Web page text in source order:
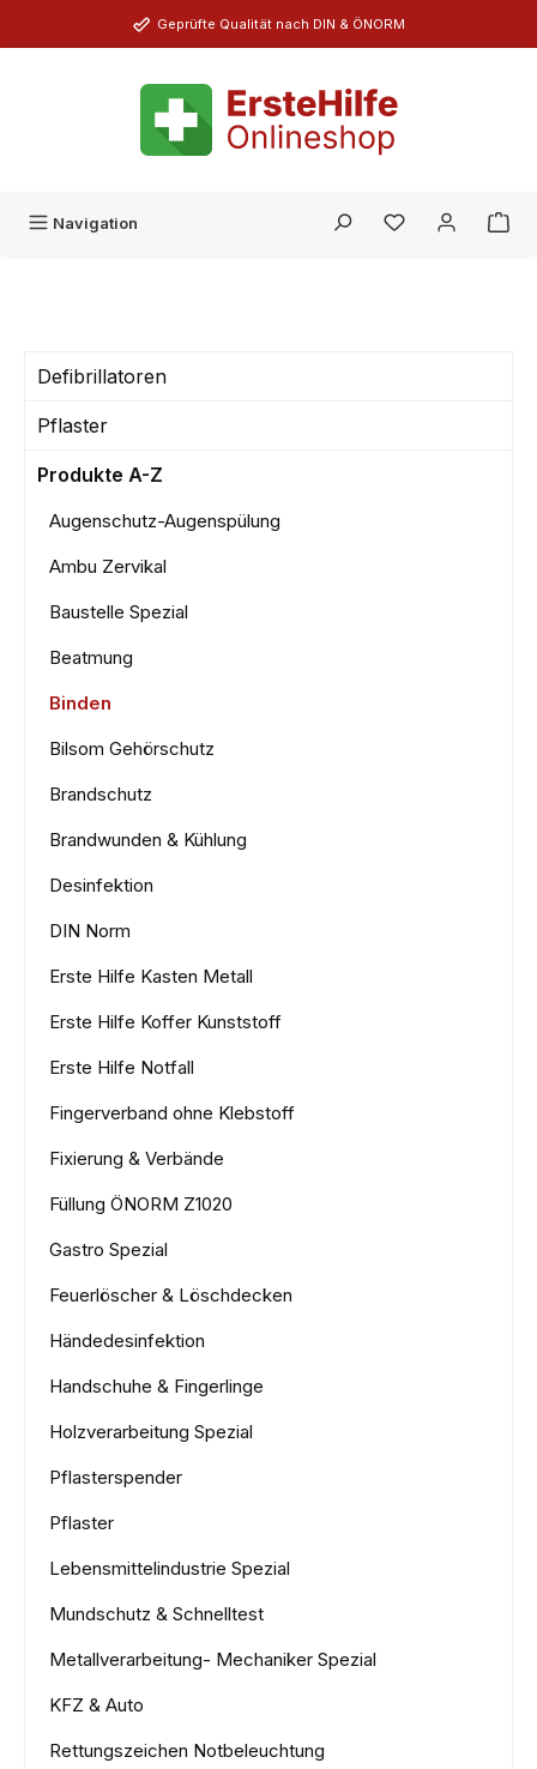
Zum Hauptinhalt springenGeprüfte Qualität nach DIN & ÖNORM
Navigation Du hast 0
Defibrillatoren
Pflaster
Produkte A-Z
Augenschutz-Augenspülung
Ambu Zervikal
Baustelle Spezial
Beatmung
Binden
Bilsom Gehörschutz
Brandschutz
Brandwunden & Kühlung
Desinfektion
DIN Norm
Erste Hilfe Kasten Metall
Erste Hilfe Koffer Kunststoff
Erste Hilfe Notfall
Fingerverband ohne Klebstoff
Fixierung & Verbände
Füllung ÖNORM Z1020
Gastro Spezial
Feuerlöscher & Löschdecken
Händedesinfektion
Handschuhe & Fingerlinge
Holzverarbeitung Spezial
Pflasterspender
Pflaster
Lebensmittelindustrie Spezial
Mundschutz & Schnelltest
Metallverarbeitung- Mechaniker Spezial
KFZ & Auto
Rettungszeichen Notbeleuchtung